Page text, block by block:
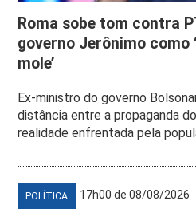
Roma sobe tom contra
governo Jerônimo como
mole’
Ex-ministro do governo
distância entre a propaganda
realidade enfrentada pela
POLÍTICA 17h00 de 08/08/2026